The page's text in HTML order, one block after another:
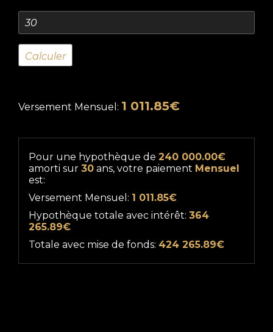
Versement Mensuel: 1 011.85€
Pour une hypothèque de 240 000.00€
amorti sur 30 ans, votre paiement Mensuel
est:
Versement Mensuel: 1 011.85€
Hypothèque totale avec intérêt: 364
265.89€
Totale avec mise de fonds: 424 265.89€